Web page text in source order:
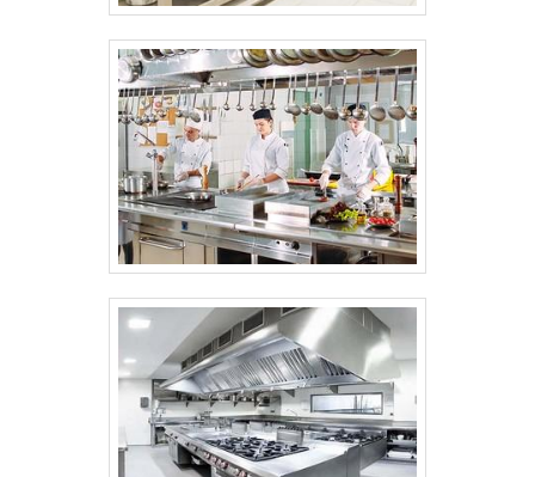
seus benefícios, como: Otimização de
na entrega de produtos; Facilidade de
higienização e manutenção. Outras
características do aparelho são a forte
aplicação da tecnologia e a lâmina de alta
qualidade que garantem a performance do
item, o que resulta em cortes mais precisos
e atende melhor a demanda dos clientes. a
melhor solução de fatiador de frios
Especialista em equipamentos
gastronômicos, a GERA PEÇAS tem 20 anos
de atuação no mercado alimentício e pode
auxiliar você a escolher os melhores
fatiadores de frios para o seu
estabelecimento. A companhia fornece